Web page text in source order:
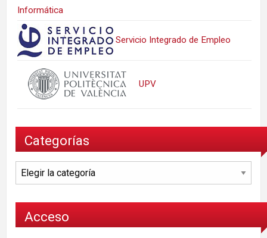
Informática
Servicio Integrado de Empleo
UPV
Categorías
Categorías
Acceso